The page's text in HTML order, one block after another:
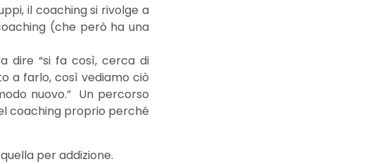
il coaching si rivolge a
(che però ha una
dire “si fa così, cerca di
a farlo, così vediamo ciò
nuovo.” Un percorso
coaching proprio perché
per addizione.